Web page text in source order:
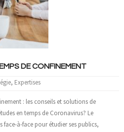
culture et loisirs
DE CONFINEMENT
, Expertises
: les conseils et solutions de
en temps de Coronavirus? Le
à-face pour étudier ses publics,